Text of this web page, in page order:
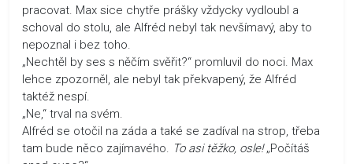
pracovat. Max sice chytře prášky vždycky vydloubl a
schoval do stolu, ale Alfréd nebyl tak nevšímavý, aby to
nepoznal i bez toho.
„Nechtěl by ses s něčím svěřit?“ promluvil do noci. Max
lehce zpozorněl, ale nebyl tak překvapený, že Alfréd
taktéž nespí.
„Ne,“ trval na svém.
Alfréd se otočil na záda a také se zadíval na strop, třeba
tam bude něco zajímavého. To asi těžko, osle!„Počítáš